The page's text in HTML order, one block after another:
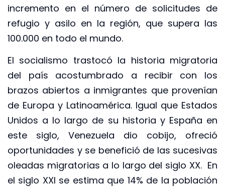
incremento en el número de solicitudes de
refugio y asilo en la región, que supera las
100.000 en todo el mundo.
El socialismo trastocó la historia migratoria
del país acostumbrado a recibir con los
brazos abiertos a inmigrantes que provenían
de Europa y Latinoamérica. Igual que Estados
Unidos a lo largo de su historia y España en
este siglo, Venezuela dio cobijo, ofreció
oportunidades y se benefició de las sucesivas
oleadas migratorias a lo largo del siglo XX. En
el siglo XXI se estima que 14% de la población